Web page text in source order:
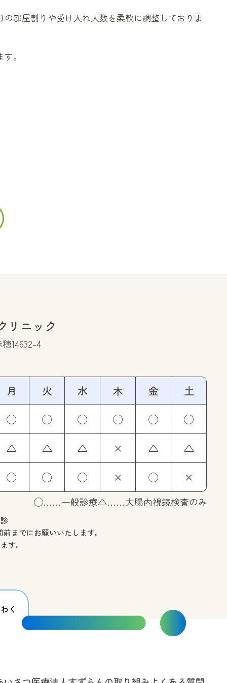
部屋割りや受け入れ人数を柔軟に調整しておりま
。
リニック
14632-4
月 火 水 木 金
土
◯
◯ ◯ ◯ ◯
◯
△
△ △ × △
△
◯
◯ ◯ × ◯ ×
◯……一般診療△……大腸内視鏡検査のみ
までにお願いいたします。
す。
く